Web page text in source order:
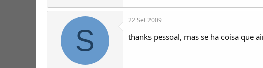
S
22 Set 2009
thanks pessoal, mas se ha coisa que